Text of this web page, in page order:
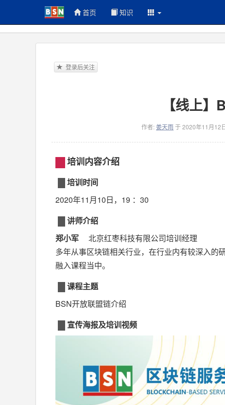
首页 知识
登录后关注
【线上
作者:姜天雨于 2020年11月12
培训内容介绍
培训时间
2020年11月10日，19 ：30
讲师介绍
郑小军
北京红枣科技有限公司培训经理
多年从事区块链相关行业，在行业内有较深入的
融入课程当中。
课程主题
BSN开放联盟链介绍
宣传海报及培训视频